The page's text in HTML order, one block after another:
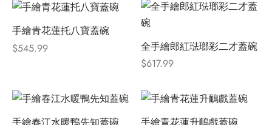
手繪青花蓮托八寶蓋碗
$545.99
全手繪郎紅琺瑯彩二才蓋碗
$617.99